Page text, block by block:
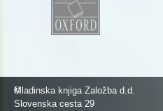
©
Mladinska knjiga Založba d.d.
Slovenska cesta 29